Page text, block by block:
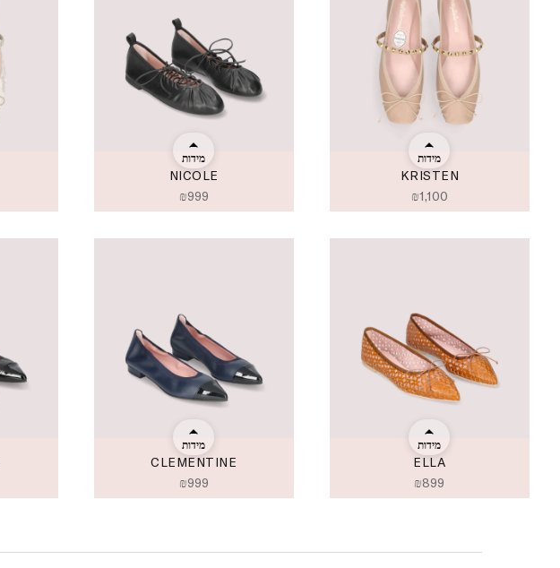
NICOLE
₪999
מידות
KRISTEN
₪1,100
מידות
CLEMENTINE
₪999
מידות
ELLA
₪899
מידות